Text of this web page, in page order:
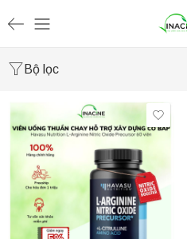
Bộ lọc